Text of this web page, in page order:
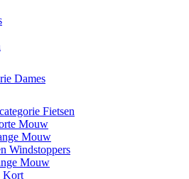
Dames
Fietsen
Mouw
Mouw
Windstoppers
Mouw
Kort